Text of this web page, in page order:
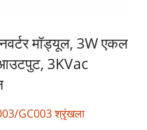
मॉड्यूल, 3W एकल
आउटपुट, 3KVac
GC003 श्रृंखला